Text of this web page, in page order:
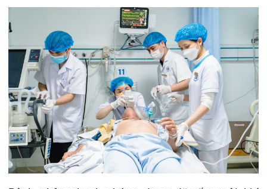
Bệnh nhân được thở máy xâm nhập
Bệnh nhân tiếp tục được thở máy qua nội khí
quản, duy trì an thần, kháng sinh, giãn phế quản,
kiểm soát đường huyết. Tình trạng suy hô hấp
của bệnh nhân được cải thiện, đỡ khó thở, phổi 2
bên thông khí tốt, giảm hỗ trợ oxy máy thở từ
60% còn 30%